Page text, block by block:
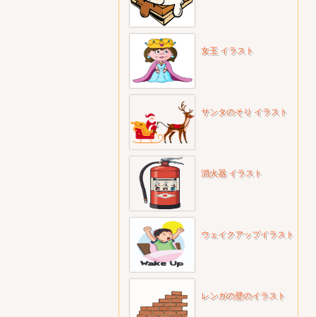
女王 イラスト
サンタのそり イラスト
消火器 イラスト
ウェイクアップイラスト
レンガの壁のイラスト